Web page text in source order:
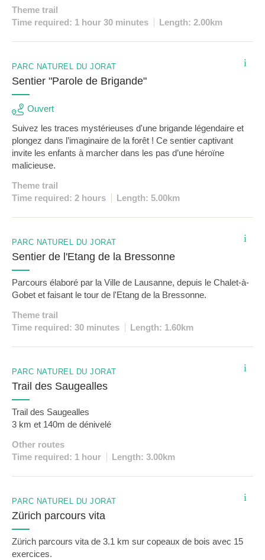
Theme trail
Time required: 1 hour 30 minutes
Length: 2.00km
i
PARC NATUREL DU JORAT
Sentier "Parole de Brigande"
Ouvert
Suivez les traces mystérieuses d'une brigande légendaire et
plongez dans l’imaginaire de la forêt ! Ce sentier captivant
invite les enfants à marcher dans les pas d’une héroïne
malicieuse.
Theme trail
Time required: 2 hours
Length: 5.00km
i
PARC NATUREL DU JORAT
Sentier de l'Etang de la Bressonne
Parcours élaboré par la Ville de Lausanne, depuis le Chalet-à-
Gobet et faisant le tour de l'Etang de la Bressonne.
Theme trail
Time required: 30 minutes
Length: 1.60km
i
PARC NATUREL DU JORAT
Trail des Saugealles
Trail des Saugealles
3 km et 140m de dénivelé
Other routes
Time required: 1 hour
Length: 3.00km
i
PARC NATUREL DU JORAT
Zürich parcours vita
Zürich parcours vita de 3.1 km sur copeaux de bois avec 15
exercices.